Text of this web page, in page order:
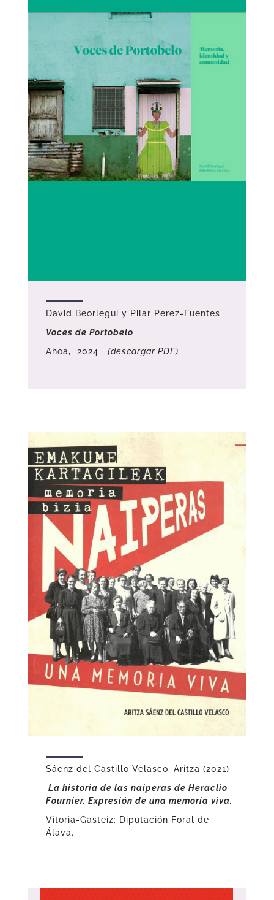
David Beorlegui y Pilar Pérez-Fuentes
Voces de Portobelo
Ahoa, 2024 (descargar PDF)
Sáenz del Castillo Velasco, Aritza (2021)
La historia de las naiperas de Heraclio
Fournier. Expresión de una memoria viva.
Vitoria-Gasteiz: Diputación Foral de
Álava.